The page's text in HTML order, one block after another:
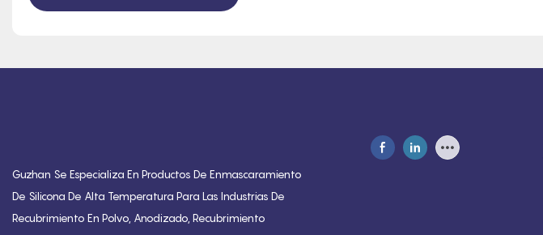
Guzhan Se Especializa En Productos De Enmascaramiento
De Silicona De Alta Temperatura Para Las Industrias De
Recubrimiento En Polvo, Anodizado, Recubrimiento